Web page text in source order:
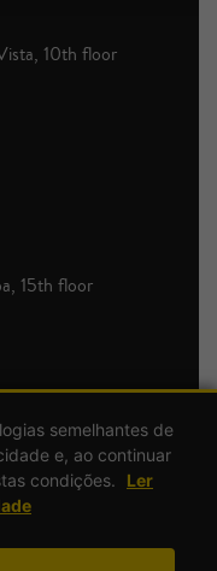
10th floor
15th floor
rights reserved.
semelhantes de
e, ao continuar
condições.
Ler